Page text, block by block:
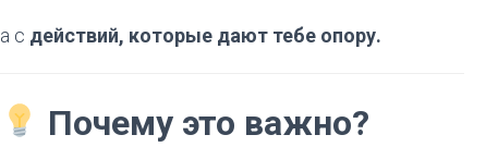
а с действий, которые дают тебе опору.
Почему это важно?